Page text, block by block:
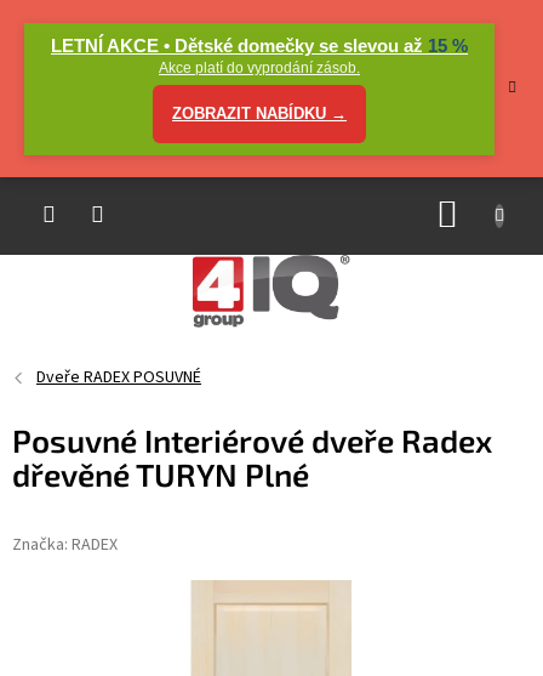
LETNÍ AKCE • Dětské domečky se slevou až 15 %
Akce platí do vyprodání zásob.
ZOBRAZIT NABÍDKU →
Dveře RADEX POSUVNÉ
Posuvné Interiérové dveře Radex
dřevěné TURYN Plné
Značka: RADEX